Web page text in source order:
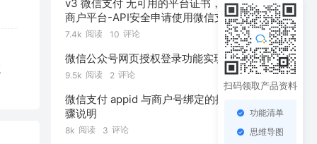
v3 微信支付 无可用的平台证书，请在
商户平台-API安全申请使用微信支付公
钥
7.4k 阅读 10 评论
微信公众号网页授权登录功能实现
9.5k 阅读 2 评论
微信支付 appid 与商户号绑定的操作步
骤说明
8k 阅读 3 评论
扫码领取产品资料
功能清单
思维导图